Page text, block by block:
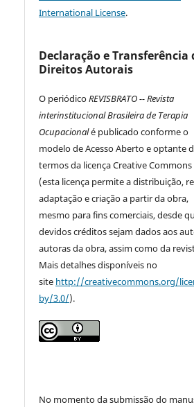
International License.
Declaração e Transferência
Direitos Autorais
O periódicoREVISBRATO -- Revista
interinstitucional Brasileira de Terapia
Ocupacionalé publicado conforme o
modelo de Acesso Aberto e optante
termos da licença Creative Commons
(esta licença permite a distribuição,
adaptação e criação a partir da obra,
mesmo para fins comerciais, desde
devidos créditos sejam dados aos
autoras da obra, assim como da
Mais detalhes disponíveis no
site http://creativecommons.org/
by/3.0/).
No momento da submissão do